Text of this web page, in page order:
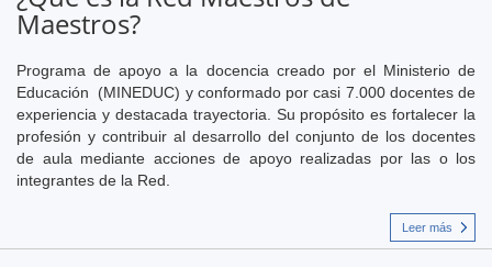
topMaestros?
Programa de apoyo a la docencia creado por el Ministerio de
Educación (MINEDUC) y conformado por casi 7.000 docentes de
experiencia y destacada trayectoria. Su propósito es fortalecer la
profesión y contribuir al desarrollo del conjunto de los docentes
de aula mediante acciones de apoyo realizadas por las o los
integrantes de la Red.
Leer más
PRINCIPAL